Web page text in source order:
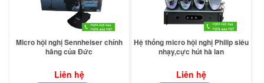
Micro hội nghị Sennheiser chính
hãng của Đức
Liên hệ
Hệ thống micro hội nghị Philip siêu
nhạy,cực hút hà lan
Liên hệ